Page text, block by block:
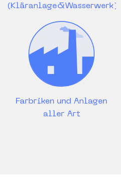
(Kläranlage&Wasserwerk)
Farbriken und Anlagen
aller Art